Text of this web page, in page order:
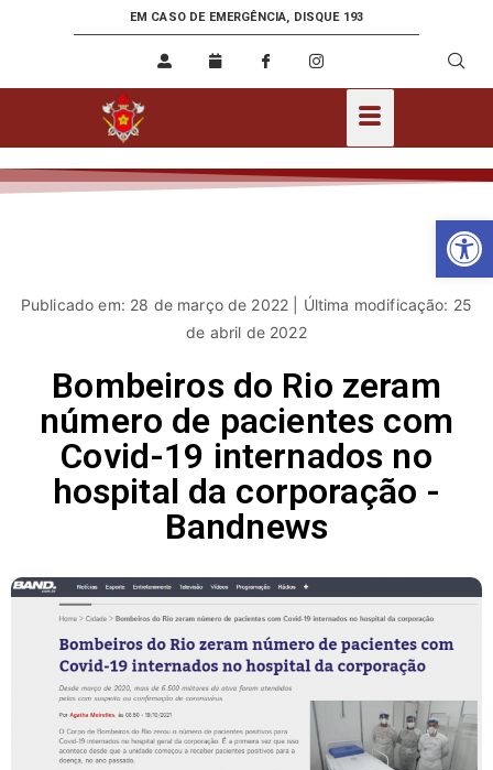
EM CASO DE EMERGÊNCIA, DISQUE 193
Publicado em: 28 de março de 2022 | Última modificação: 25
de abril de 2022
Bombeiros do Rio zeram
número de pacientes com
Covid-19 internados no
hospital da corporação -
Bandnews